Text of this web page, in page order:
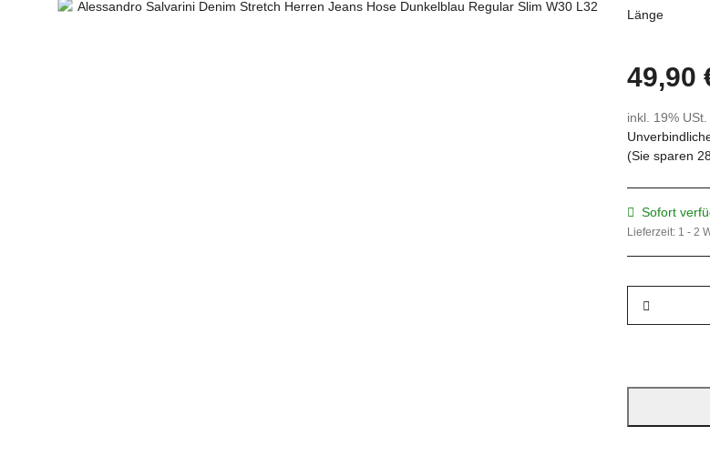
Länge
49,90
inkl. 19% USt.
(Sie sparen
Sofort
Lieferzeit: 1 - 2